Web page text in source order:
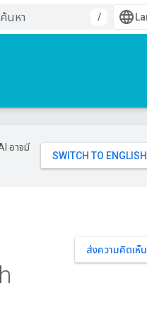
/
อาจมี
ส่งความคิดเห็น